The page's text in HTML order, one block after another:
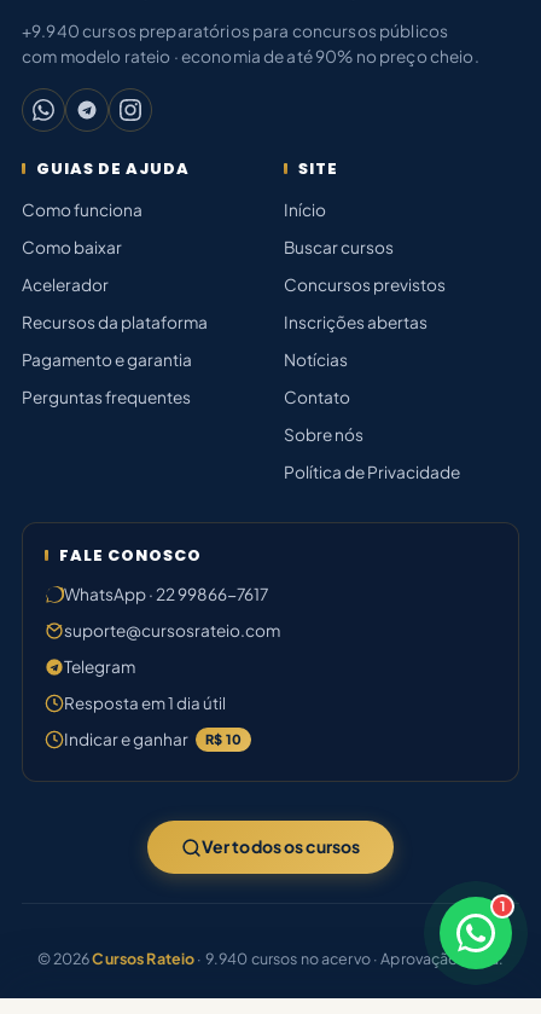
×
Responde em breve
1
+9.940 cursos preparatórios para concursos públicos
com modelo rateio · economia de até 90% no preço cheio.
GUIAS DE AJUDA
Como funciona
Como baixar
Acelerador
Recursos da plataforma
Pagamento e garantia
Perguntas frequentes
SITE
Início
Buscar cursos
Concursos previstos
Inscrições abertas
Notícias
Contato
Sobre nós
Política de Privacidade
FALE CONOSCO
WhatsApp · 22 99866-7617
suporte@cursosrateio.com
Telegram
Resposta em 1 dia útil
Indicar e ganhar
R$ 10
Ver todos os cursos
© 2026Cursos Rateio· 9.940 cursos no acervo · Aprovação certa.